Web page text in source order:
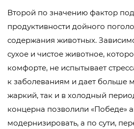
Второй по значению фактор
продуктивности дойного
содержания животных.
сухое и чистое животное,
комфорте, не испытывает
к заболеваниям и дает больше
жаркий, так и в холодный
концерна позволили «Победе»
модернизировать, а по сути,